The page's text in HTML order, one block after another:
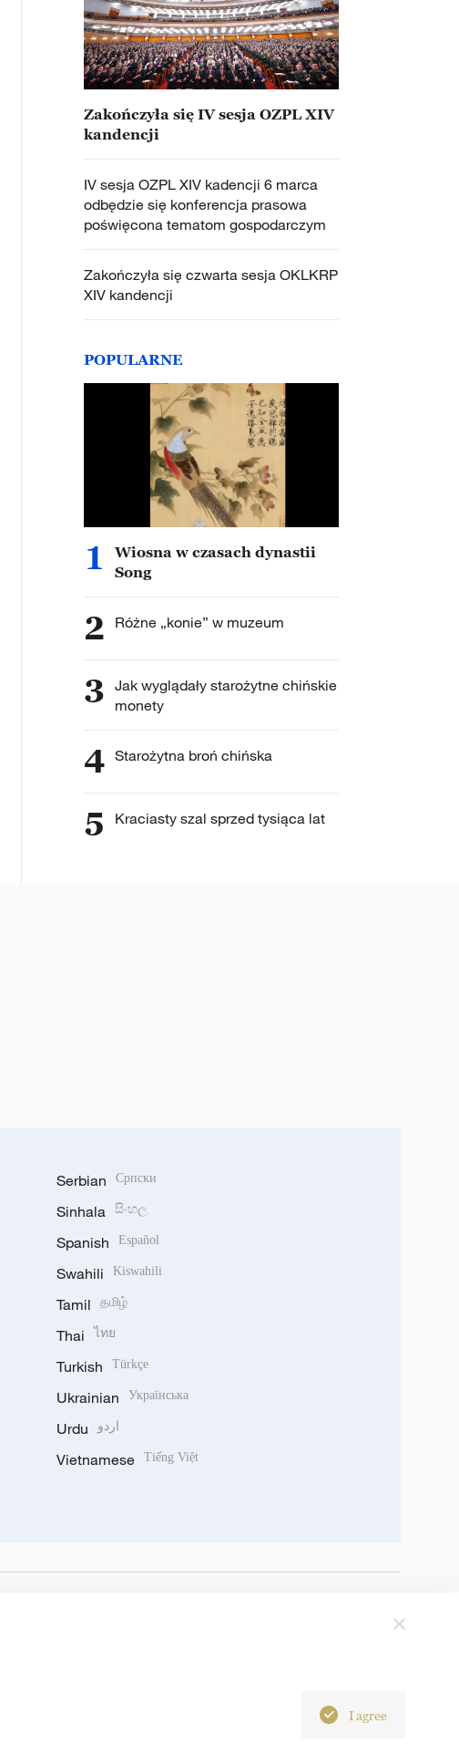
Zakończyła się IV sesja OZPL XIV
kandencji
IV sesja OZPL XIV kadencji 6 marca
odbędzie się konferencja prasowa
poświęcona tematom gospodarczym
Zakończyła się czwarta sesja OKLKRP
XIV kandencji
POPULARNE
1
Wiosna w czasach dynastii
Song
2 Różne „konie” w muzeum
3 Jak wyglądały starożytne chińskie
monety
4 Starożytna broń chińska
5 Kraciasty szal sprzed tysiąca lat
Serbian Српски
Sinhala සිංහල
Spanish Español
Swahili Kiswahili
Tamil தமிழ்
Thai ไทย
Turkish Türkçe
Ukrainian Українська
Urdu اردو
Vietnamese Tiếng Việt
I agree